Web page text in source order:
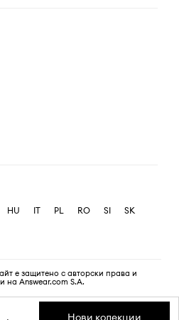
HU IT PL RO SI
SK
е защитено с авторски права и
на Answear.com S.A.
Нови колекции